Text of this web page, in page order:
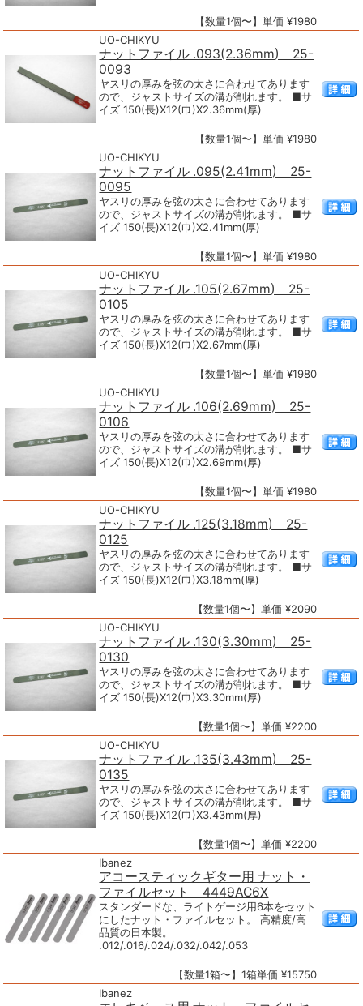
【数量1個〜】単価 ¥1980
UO-CHIKYU
ナットファイル .093(2.36mm) 25-
0093
ヤスリの厚みを弦の太さに合わせてあります
ので、ジャストサイズの溝が削れます。 ■サ
イズ 150(長)X12(巾)X2.36mm(厚)
【数量1個〜】単価 ¥1980
UO-CHIKYU
ナットファイル .095(2.41mm) 25-
0095
ヤスリの厚みを弦の太さに合わせてあります
ので、ジャストサイズの溝が削れます。 ■サ
イズ 150(長)X12(巾)X2.41mm(厚)
【数量1個〜】単価 ¥1980
UO-CHIKYU
ナットファイル .105(2.67mm) 25-
0105
ヤスリの厚みを弦の太さに合わせてあります
ので、ジャストサイズの溝が削れます。 ■サ
イズ 150(長)X12(巾)X2.67mm(厚)
【数量1個〜】単価 ¥1980
UO-CHIKYU
ナットファイル .106(2.69mm) 25-
0106
ヤスリの厚みを弦の太さに合わせてあります
ので、ジャストサイズの溝が削れます。 ■サ
イズ 150(長)X12(巾)X2.69mm(厚)
【数量1個〜】単価 ¥1980
UO-CHIKYU
ナットファイル .125(3.18mm) 25-
0125
ヤスリの厚みを弦の太さに合わせてあります
ので、ジャストサイズの溝が削れます。 ■サ
イズ 150(長)X12(巾)X3.18mm(厚)
【数量1個〜】単価 ¥2090
UO-CHIKYU
ナットファイル .130(3.30mm) 25-
0130
ヤスリの厚みを弦の太さに合わせてあります
ので、ジャストサイズの溝が削れます。 ■サ
イズ 150(長)X12(巾)X3.30mm(厚)
【数量1個〜】単価 ¥2200
UO-CHIKYU
ナットファイル .135(3.43mm) 25-
0135
ヤスリの厚みを弦の太さに合わせてあります
ので、ジャストサイズの溝が削れます。 ■サ
イズ 150(長)X12(巾)X3.43mm(厚)
【数量1個〜】単価 ¥2200
Ibanez
アコースティックギター用 ナット・
ファイルセット 4449AC6X
スタンダードな、ライトゲージ用6本をセット
にしたナット・ファイルセット。 高精度/高
品質の日本製。
.012/.016/.024/.032/.042/.053
【数量1箱〜】1箱単価 ¥15750
Ibanez